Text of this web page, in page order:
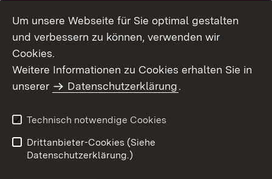
Benutzungshinweise
Erklärung zur
Um unsere Webseite für Sie optimal gestalten
und verbessern zu können, verwenden wir
Cookies.
Weitere Informationen zu Cookies erhalten Sie in
unserer
Datenschutzerklärung.
Technisch notwendige Cookies
Drittanbieter-Cookies (Siehe
Datenschutzerklärung.)